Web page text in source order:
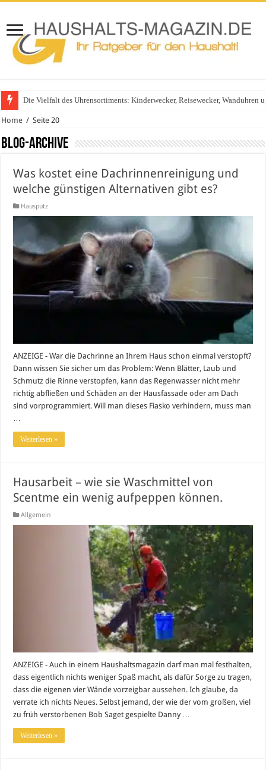
Die Vielfalt des Uhrensortiments: Kinderwecker, Reisewecker, Wanduhren
Home / Seite 20
Blog-Archive
Was kostet eine Dachrinnenreinigung und
welche günstigen Alternativen gibt es?
Hausputz
ANZEIGE - War die Dachrinne an Ihrem Haus schon einmal verstopft?
Dann wissen Sie sicher um das Problem: Wenn Blätter, Laub und
Schmutz die Rinne verstopfen, kann das Regenwasser nicht mehr
richtig abfließen und Schäden an der Hausfassade oder am Dach
sind vorprogrammiert. Will man dieses Fiasko verhindern, muss man
Weiterlesen »
Hausarbeit – wie sie Waschmittel von
Scentme ein wenig aufpeppen können.
Allgemein
ANZEIGE - Auch in einem Haushaltsmagazin darf man mal festhalten,
dass eigentlich nichts weniger Spaß macht, als dafür Sorge zu tragen,
dass die eigenen vier Wände vorzeigbar aussehen. Ich glaube, da
verrate ich nichts Neues. Selbst jemand, der wie der vom großen, viel
zu früh verstorbenen Bob Saget gespielte Danny …
Weiterlesen »